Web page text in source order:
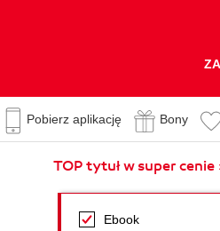
Pobierz aplikację Bony
TOP tytuł w super
Ebook